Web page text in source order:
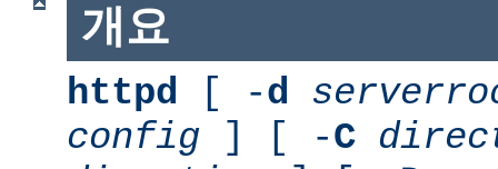
개요
httpd [ -d
config ] [ -C